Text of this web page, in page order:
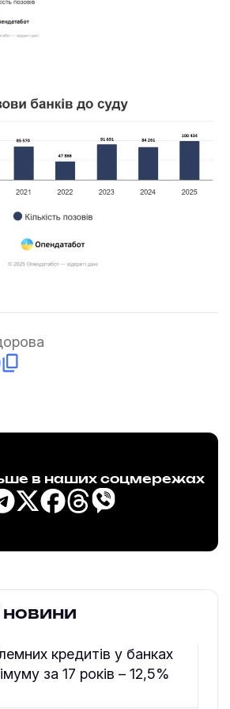
в наших соцмережах
кредитів у банках
за 17 років – 12,5%